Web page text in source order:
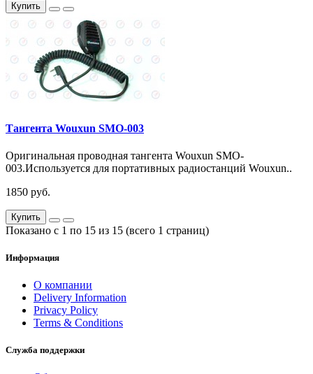
Купить
Тангента Wouxun SMO-003
Оригинальная проводная тангента Wouxun SMO-
003.Используется для портативных радиостанций Wouxun..
1850 руб.
Купить
Показано с 1 по 15 из 15 (всего 1 страниц)
Информация
О компании
Delivery Information
Privacy Policy
Terms & Conditions
Служба поддержки